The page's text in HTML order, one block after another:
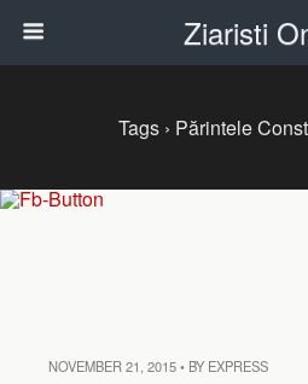
Ziaristi
Tags › Părintele
NOVEMBER 21, 2015 • BY EXPRESS